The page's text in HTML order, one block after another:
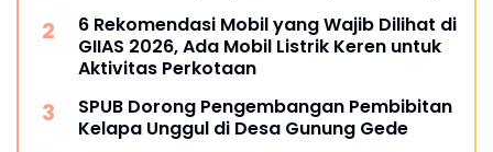
6 Rekomendasi Mobil yang Wajib Dilihat di
GIIAS 2026, Ada Mobil Listrik Keren untuk
Aktivitas Perkotaan
SPUB Dorong Pengembangan Pembibitan
Kelapa Unggul di Desa Gunung Gede